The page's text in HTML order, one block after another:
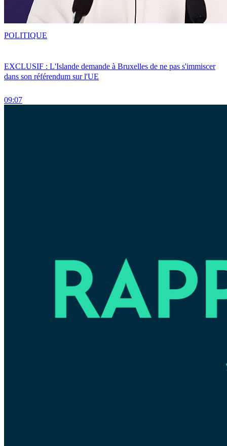
EXCLUSIF : L'Islande demande à Bruxelles de ne pas s'immiscer
dans son référendum sur l'UE
09:07
POLITIQUE